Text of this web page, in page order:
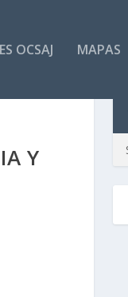
OCSAJ MAPAS
Y